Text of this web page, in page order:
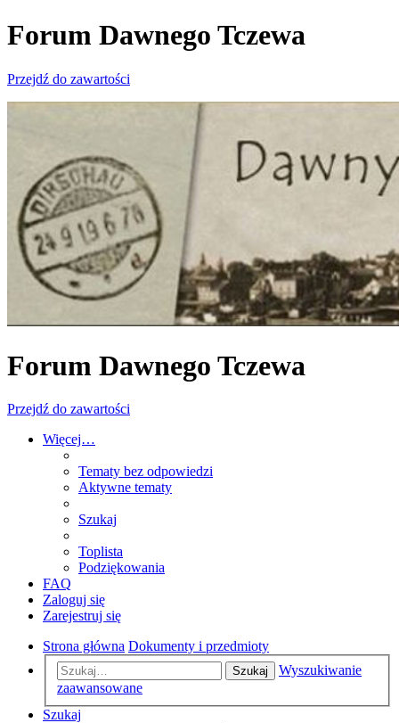
Forum Dawnego Tczewa
Przejdź do zawartości
Forum Dawnego Tczewa
Przejdź do zawartości
Więcej…
Tematy bez odpowiedzi
Aktywne tematy
Szukaj
Toplista
Podziękowania
FAQ
Zaloguj się
Zarejestruj się
Strona główna Dokumenty i przedmioty
Szukaj
Wyszukiwanie
zaawansowane
Szukaj